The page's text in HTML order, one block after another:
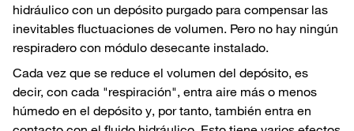
hidráulico con un depósito purgado para compensar las
inevitables fluctuaciones de volumen. Pero no hay ningún
respiradero con módulo desecante instalado.
Cada vez que se reduce el volumen del depósito, es
decir, con cada "respiración", entra aire más o menos
húmedo en el depósito y, por tanto, también entra en